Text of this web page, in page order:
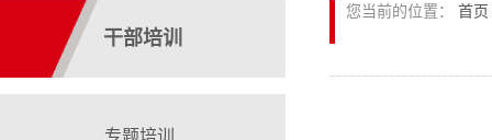
干部培训
专题培训
您当前的位置： 首页